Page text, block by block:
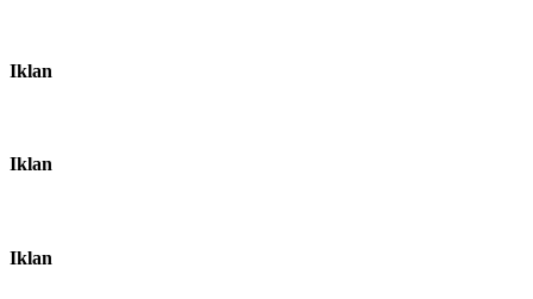
Iklan
Iklan
Iklan